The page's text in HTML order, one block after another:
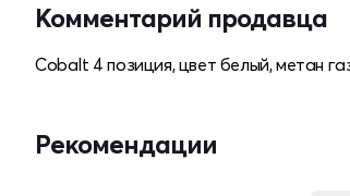
Комментарий продавца
Cobalt 4 позиция, цвет белый, метан
Рекомендации